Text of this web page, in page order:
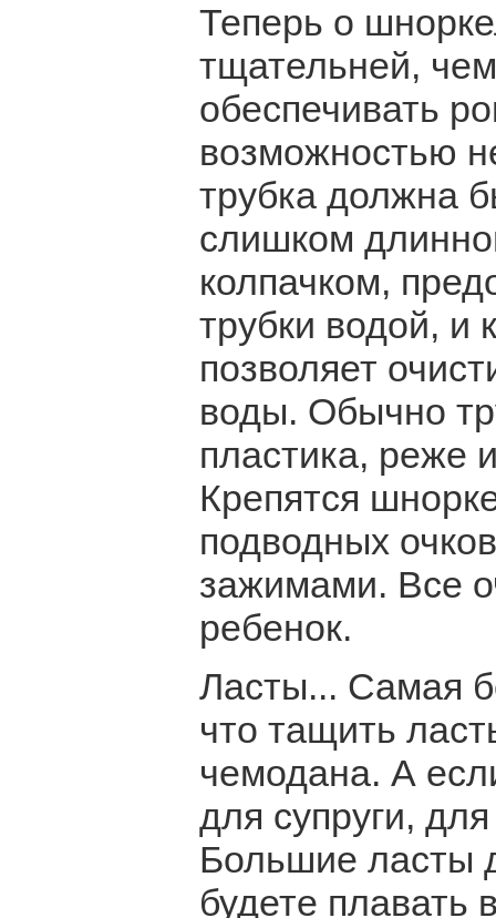
Теперь о
тщательней,
обеспечивать
возможностью
трубка должна
слишком
колпачком,
трубки водой, и
позволяет
воды. Обычно
пластика, реже
Крепятся
подводных
зажимами. Все
ребенок.
Ласты... Самая
что тащить
чемодана. А
для супруги,
Большие ласты
будете